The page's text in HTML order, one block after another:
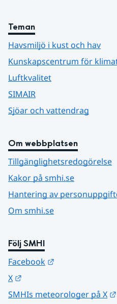
Teman
Havsmiljö i kust och hav
Kunskapscentrum för
Luftkvalitet
SIMAIR
Sjöar och vattendrag
Om webbplatsen
Tillgänglighetsredogörelse
Kakor på smhi.se
Hantering av
Om smhi.se
Följ SMHI
Facebook
X
SMHIs meteorologer på X